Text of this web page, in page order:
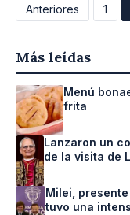
Paginación
entradas
Anteriores 1
Más leídas
Menú
frita
Lanzaron un
de la visita de
Milei,
tuvo una